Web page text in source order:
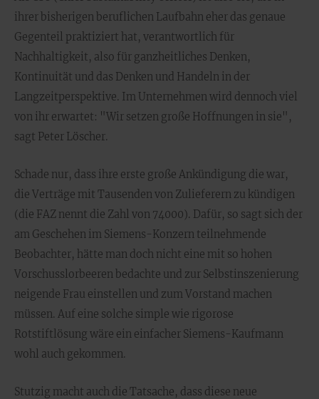
ihrer bisherigen beruflichen Laufbahn eher das genaue
Gegenteil praktiziert hat, verantwortlich für
Nachhaltigkeit, also für ganzheitliches Denken,
Kontinuität und das Denken und Handeln in der
Langzeitperspektive. Im Unternehmen wird dennoch viel
von ihr erwartet: "Wir setzen große Hoffnungen in sie",
sagt Peter Löscher.
Schade nur, dass ihre erste große Ankündigung die war,
die Verträge mit Tausenden von Zulieferern zu kündigen
(die FAZ nennt die Zahl von 74000). Dafür, so sagt sich der
am Geschehen im Siemens-Konzern teilnehmende
Beobachter, hätte man doch nicht eine mit so hohen
Vorschusslorbeeren bedachte und zur Selbstinszenierung
neigende Frau einstellen und zum Vorstand machen
müssen. Auf eine solche simple wie rigorose
Rotstiftlösung wäre ein einfacher Siemens-Kaufmann
wohl auch gekommen.
Stutzig macht auch die Tatsache, dass diese neue